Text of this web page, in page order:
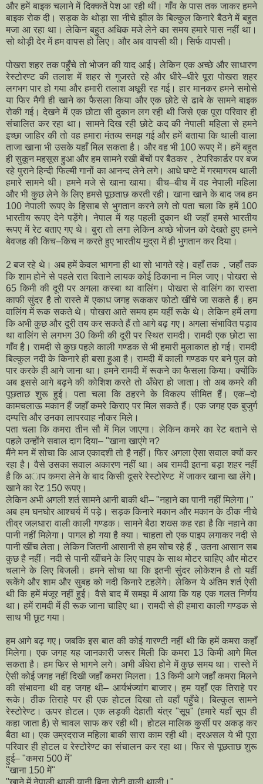
और हमें बाइक चलाने में दिक्कतें पेश आ रही थीं। गाँव के पास तक जाकर हमने
बाइक रोक दी। सड़क के थोड़ा सा नीचे झील के बिल्कुल किनारे बैठने में बहुत
मजा आ रहा था। लेकिन बहुत अधिक मजे लेने का समय हमारे पास नहीं था।
सो थोड़ी देर में हम वापस हो लिए। और अब वापसी थी। सिर्फ वापसी।
पोखरा शहर तक पहुँचे तो भोजन की याद आई। लेकिन एक अच्छे और साधारण
रेस्टोरण्ट की तलाश में शहर से गुजरते रहे और धीरे–धीरे पूरा पोखरा शहर
लगभग पार हो गया और हमारी तलाश अधूरी रह गई। हार मानकर हमने समोसे
या फिर मैगी ही खाने का फैसला किया और एक छोटे से ढाबे के सामने बाइक
रोकी गई। देखने में एक छोटा सी दुकान लग रही थी जिसे एक पूरा परिवार ही
संचालित कर रहा था। सामने दिख रही छोटे कद की नेपाली महिला से हमने
इच्छा जाहिर की तो वह हमारा मंतव्य समझ गई और हमें बताया कि थाली वाला
ताजा खाना भी उसके यहाँ मिल सकता है। और वह भी 100 रूपए में। हमें बहुत
ही सुकून महसूस हुआ और हम सामने रखी बेंचों पर बैठकर，टेपरिकार्डर पर बज
रहे पुराने हिन्दी फिल्मी गानों का आनन्द लेने लगे। आधे घण्टे में गरमागरम थाली
हमारे सामने थी। हमने मजे से खाना खाया। बीच–बीच में वह नेपाली महिला
और भी कुछ लेने के लिए हमसे पूछताछ करती रही। खाना खाने के बाद जब हम
100 नेपाली रूपए के हिसाब से भुगतान करने लगे तो पता चला कि हमें 100
भारतीय रूपए देने पड़ेंगे। नेपाल में यह पहली दुकान थी जहाँ हमसे भारतीय
रूपए में रेट बताए गए थे। बुरा तो लगा लेकिन अच्छे भोजन को देखते हुए हमने
बेवजह की किच–किच न करते हुए भारतीय मुद्रा में ही भुगतान कर दिया।
2 बज रहे थे। अब हमें केवल भागना ही था सो भागते रहे। वहाँ तक，जहाँ तक
कि शाम होने से पहले रात बिताने लायक कोई ठिकाना न मिल जाए। पोखरा से
65 किमी की दूरी पर अगला कस्बा था वालिंग। पोखरा से वालिंग का रास्ता
काफी सुंदर है तो रास्ते में एकाध जगह रूककर फोटो खींचे जा सकते हैं। हम
वालिंग में रूक सकते थे। पोखरा आते समय हम यहीं रूके थे। लेकिन हमें लगा
कि अभी कुछ और दूरी तय कर सकते हैं तो आगे बढ़ गए। अगला संभावित पड़ाव
था वालिंग से लगभग 30 किमी की दूरी पर स्थित रामदी। रामदी एक छोटा सा
गाँव है। रामदी से कुछ पहले काली गण्डक से भी हमारी मुलाकात हो गई। रामदी
बिल्कुल नदी के किनारे ही बसा हुआ है। रामदी में काली गण्डक पर बने पुल को
पार करके ही आगे जाना था। हमने रामदी में रूकने का फैसला किया। क्योंकि
अब इससे आगे बढ़ने की कोशिश करते तो अँधेरा हो जाता। तो अब कमरे की
पूछताछ शुरू हुई। पता चला कि ठहरने के विकल्प सीमित हैं। एक–दो
कामचलाऊ मकान हैं जहाँ कमरे किराए पर मिल सकते हैं। एक जगह एक बुजुर्ग
दम्पत्ति और उनका लापरवाह नौकर मिले।
पता चला कि कमरा तीन सौ में मिल जाएगा। लेकिन कमरे का रेट बताने से
पहले उन्होंने सवाल दाग दिया– "खाना खाएंगे न?
मैंने मन में सोचा कि आज एकादशी तो है नहीं। फिर अगला ऐसा सवाल क्यों कर
रहा है। वैसे उसका सवाल अकारण नहीं था। अब रामदी इतना बड़ा शहर नहीं
है कि अाप कमरा लेने के बाद किसी दूसरे रेस्टोरेण्ट में जाकर खाना खा लेंगे।
खाने का रेट 150 रूपए।
लेकिन अभी अगली शर्त सामने आनी बाकी थी– "नहाने का पानी नहीं मिलेगा।"
अब हम घनघोर आश्चर्य में पड़े। सड़क किनारे मकान और मकान के ठीक नीचे
तीव्र जलधारा वाली काली गण्डक। सामने बैठा शख्स कह रहा है कि नहाने का
पानी नहीं मिलेगा। पागल हो गया है क्या। चाहता तो एक पाइप लगाकर नदी से
पानी खींच लेता। लेकिन जितनी आसानी से हम सोच रहे हैं，उतना आसान सब
कुछ है नहीं। नदी से पानी खींचने के लिए पाइप के साथ मोटर चाहिए और मोटर
चलाने के लिए बिजली। हमने सोचा था कि इतनी सुंदर लोकेशन है तो यहीं
रूकेंगे और शाम और सुबह को नदी किनारे टहलेंगे। लेकिन ये अंतिम शर्त ऐसी
थी कि हमें मंजूर नहीं हुई। वैसे बाद में समझ में आया कि यह एक गलत निर्णय
था। हमें रामदी में ही रूक जाना चाहिए था। रामदी से ही हमारा काली गण्डक से
साथ भी छूट गया।
हम आगे बढ़ गए। जबकि इस बात की कोई गारण्टी नहीं थी कि हमें कमरा कहाँ
मिलेगा। एक जगह यह जानकारी जरूर मिली कि कमरा 13 किमी आगे मिल
सकता है। हम फिर से भागने लगे। अभी अँधेरा होने में कुछ समय था। रास्ते में
ऐसी कोई जगह नहीं दिखी जहाँ कमरा मिलता। 13 किमी आगे जहाँ कमरा मिलने
की संभावना थी वह जगह थी– आर्यभंज्यांग बाजार। हम यहाँ एक तिराहे पर
रूके। ठीक तिराहे पर ही एक होटल दिखा तो वहाँ पहुँचे। बिल्कुल सामने
रेस्टोरेण्ट। ऊपर होटल। एक लड़की देहाती यंत्र "सूप" (हमारे यहाँ सूप ही
कहा जाता है) से चावल साफ कर रही थी। होटल मालिक कुर्सी पर अकड़ कर
बैठा था। एक उम्रदराज महिला बाकी सारा काम रही थी। दरअसल ये भी पूरा
परिवार ही होटल व रेस्टोरेण्ट का संचालन कर रहा था। फिर से पूछताछ शुरू
हुई– "कमरा 500 में"
"खाना 150 में"
"खाने में नेपाली थाली यानी बिना रोटी वाली थाली।"